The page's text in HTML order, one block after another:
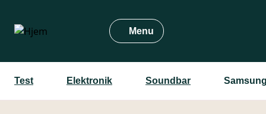
hovedindhold
Menu
Test Elektronik Soundbar